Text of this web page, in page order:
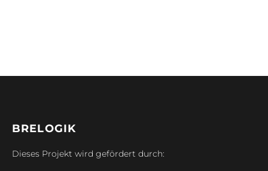
BRELOGIK
Dieses Projekt wird gefördert durch: